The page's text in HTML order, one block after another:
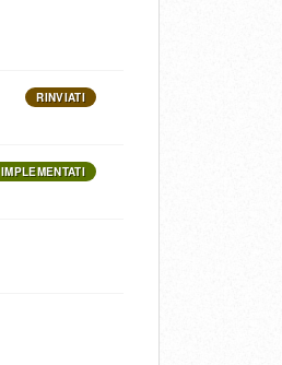
RINVIATI
IMPLEMENTATI